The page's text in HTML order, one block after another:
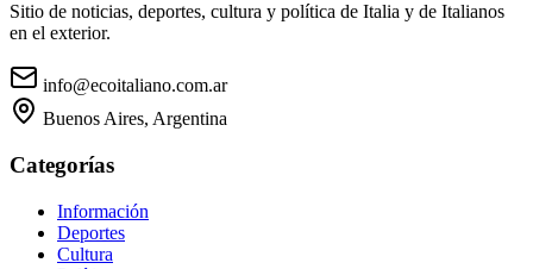
Sitio de noticias, deportes, cultura y política de Italia y de Italianos
en el exterior.
info@ecoitaliano.com.ar
Buenos Aires, Argentina
Categorías
Información
Deportes
Cultura